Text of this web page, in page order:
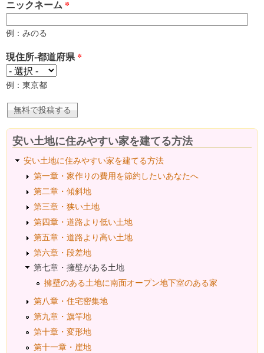
ニックネーム *
例：みのる
現住所-都道府県*
例：東京都
安い土地に住みやすい家を建てる方法
安い土地に住みやすい家を建てる方法
第一章・家作りの費用を節約したいあなたへ
第二章・傾斜地
第三章・狭い土地
第四章・道路より低い土地
第五章・道路より高い土地
第六章・段差地
第七章・擁壁がある土地
擁壁のある土地に南面オープン地下室のある家
第八章・住宅密集地
第九章・旗竿地
第十章・変形地
第十一章・崖地